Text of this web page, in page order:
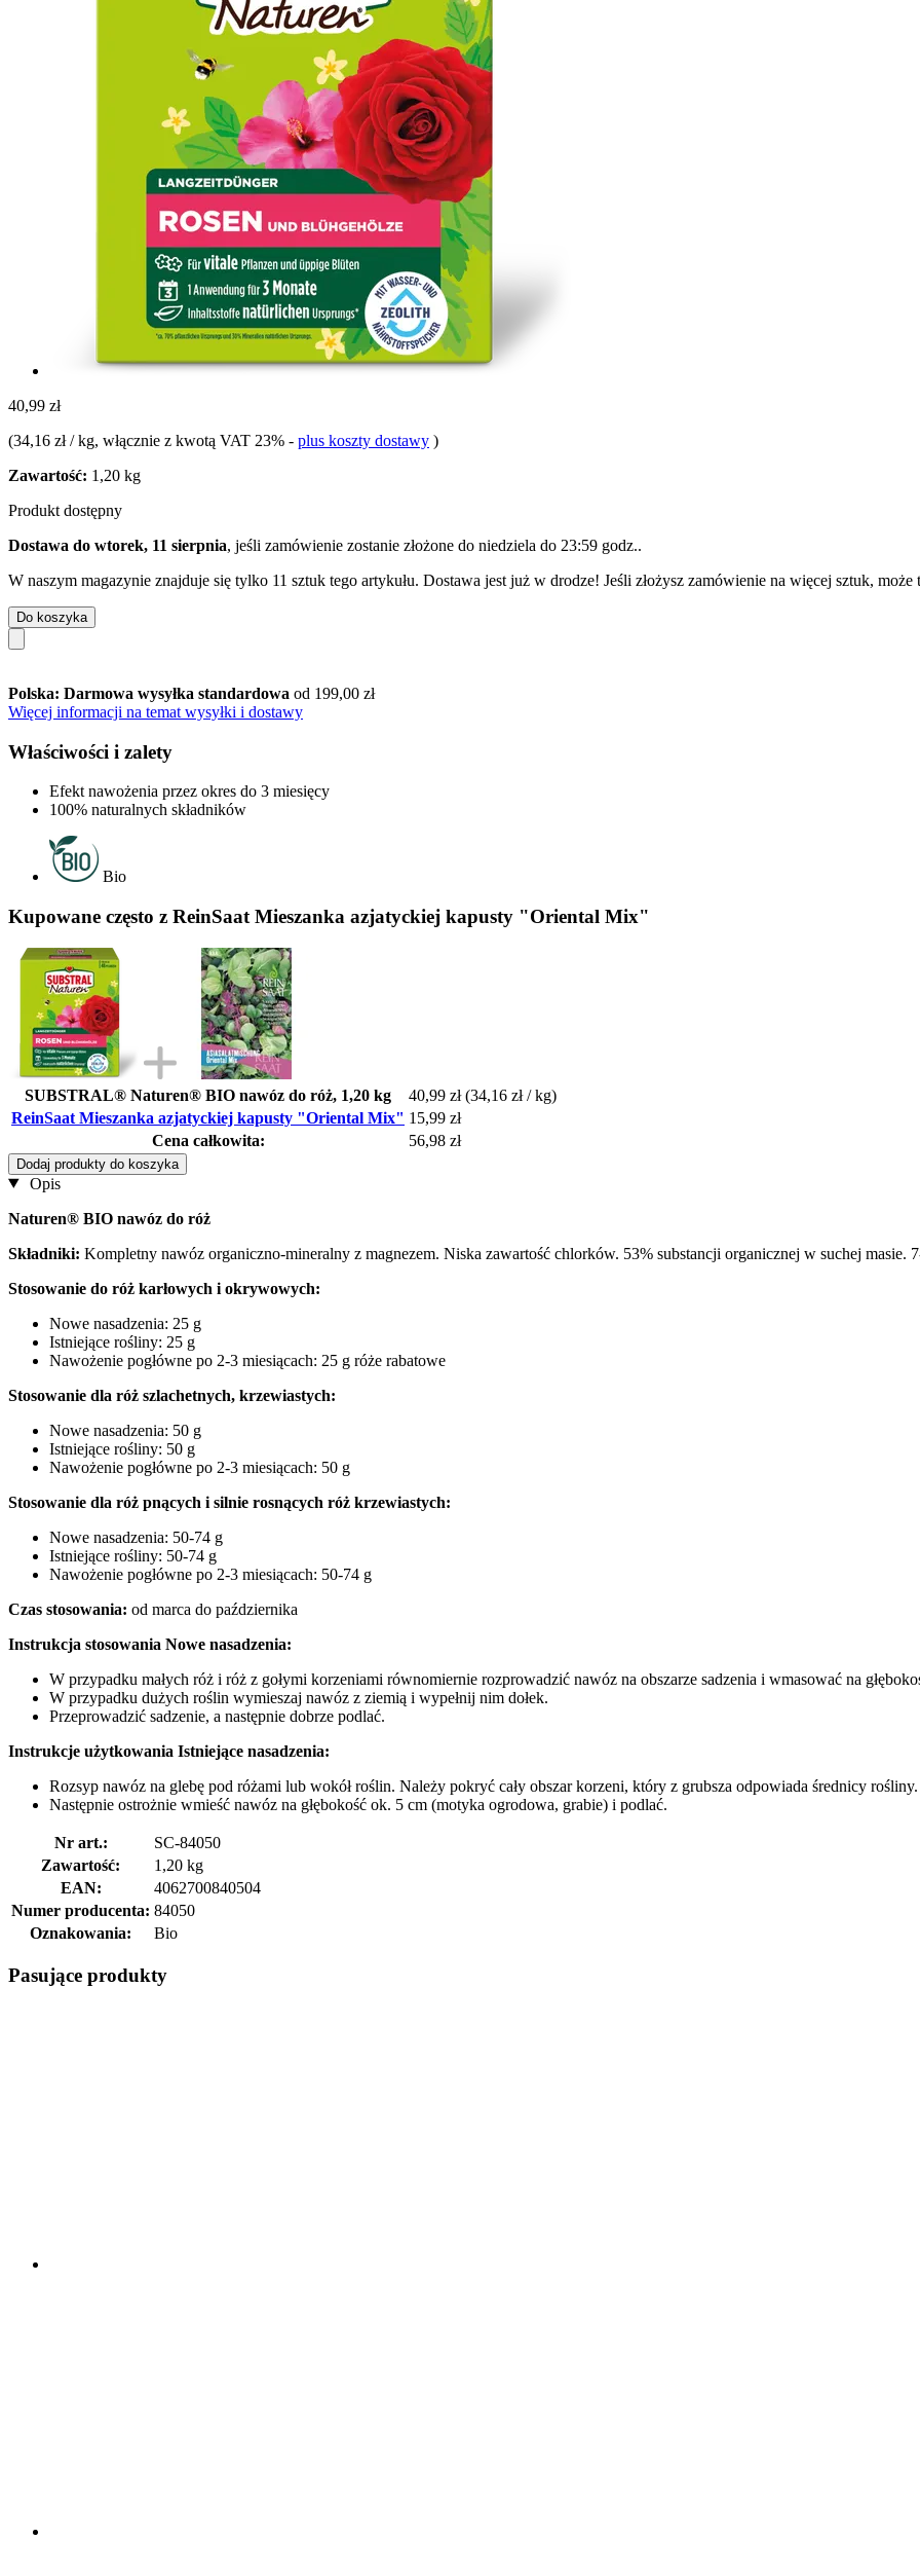
40,99 zł
(34,16 zł / kg, włącznie z kwotą VAT 23% - plus koszty dostawy )
Zawartość: 1,20 kg
Produkt dostępny
Dostawa do wtorek, 11 sierpnia, jeśli zamówienie zostanie złożone do niedziela do 23:59 godz..
W naszym magazynie znajduje się tylko 11 sztuk tego artykułu. Dostawa jest już w drodze! Jeśli złożysz zamówienie na więcej sztuk, może
Do koszyka
Polska: Darmowa wysyłka standardowa od 199,00 zł
Więcej informacji na temat wysyłki i dostawy
Właściwości i zalety
Efekt nawożenia przez okres do 3 miesięcy
100% naturalnych składników
Bio
Kupowane często z ReinSaat Mieszanka azjatyckiej kapusty "Oriental Mix"
SUBSTRAL® Naturen® BIO nawóz do róż, 1,20 kg 40,99 zł (34,16 zł / kg)
ReinSaat Mieszanka azjatyckiej kapusty "Oriental Mix" 15,99 zł
Cena całkowita:
56,98 zł
Dodaj produkty do koszyka
Opis
Naturen® BIO nawóz do róż
Składniki: Kompletny nawóz organiczno-mineralny z magnezem. Niska zawartość chlorków. 53% substancji organicznej w suchej masie.
Stosowanie do róż karłowych i okrywowych:
Nowe nasadzenia: 25 g
Istniejące rośliny: 25 g
Nawożenie pogłówne po 2-3 miesiącach: 25 g róże rabatowe
Stosowanie dla róż szlachetnych, krzewiastych:
Nowe nasadzenia: 50 g
Istniejące rośliny: 50 g
Nawożenie pogłówne po 2-3 miesiącach: 50 g
Stosowanie dla róż pnących i silnie rosnących róż krzewiastych:
Nowe nasadzenia: 50-74 g
Istniejące rośliny: 50-74 g
Nawożenie pogłówne po 2-3 miesiącach: 50-74 g
Czas stosowania: od marca do października
Instrukcja stosowania Nowe nasadzenia:
W przypadku małych róż i róż z gołymi korzeniami równomiernie rozprowadzić nawóz na obszarze sadzenia i wmasować na
W przypadku dużych roślin wymieszaj nawóz z ziemią i wypełnij nim dołek.
Przeprowadzić sadzenie, a następnie dobrze podlać.
Instrukcje użytkowania Istniejące nasadzenia:
Rozsyp nawóz na glebę pod różami lub wokół roślin. Należy pokryć cały obszar korzeni, który z grubsza odpowiada średnicy rośliny.
Następnie ostrożnie wmieść nawóz na głębokość ok. 5 cm (motyka ogrodowa, grabie) i podlać.
Nr art.:
SC-84050
Zawartość:
1,20 kg
EAN:
4062700840504
Numer producenta: 84050
Oznakowania:
Bio
Pasujące produkty